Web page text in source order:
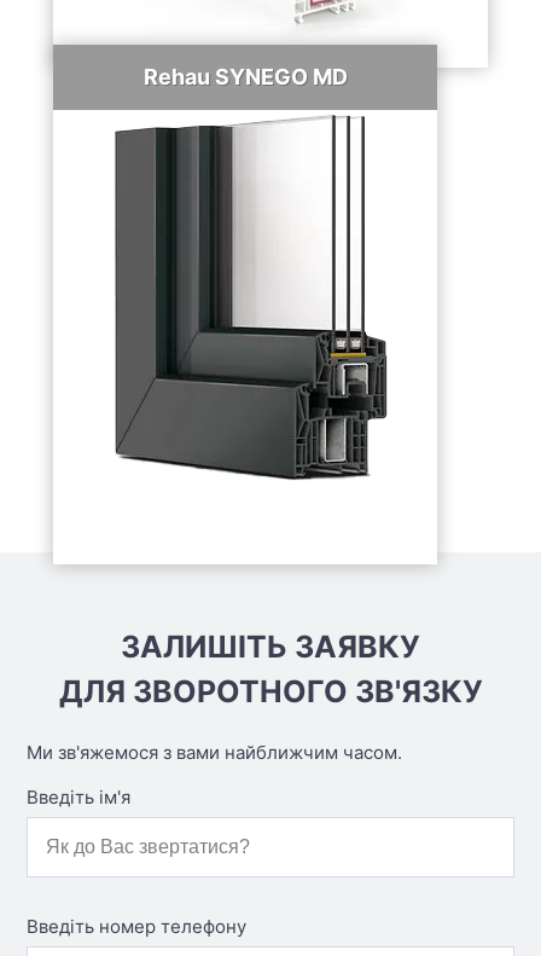
Rehau SYNEGO MDКількість камер,
7
80
ДЕТАЛЬНІШЕ
ЗАЛИШІТЬ ЗАЯВКУ
ДЛЯ ЗВОРОТНОГО ЗВ'ЯЗКУ
Ми зв'яжемося з вами найближчим часом.
Введіть ім'я
Введіть номер телефону